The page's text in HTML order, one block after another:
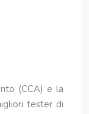
(CCA) e la
tester di